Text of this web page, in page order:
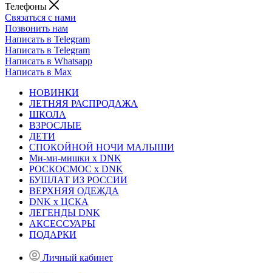
Телефоны
Связаться с нами
Позвонить нам
Написать в Telegram
Написать в Telegram
Написать в Whatsapp
Написать в Max
НОВИНКИ
ЛЕТНЯЯ РАСПРОДАЖА
ШКОЛА
ВЗРОСЛЫЕ
ДЕТИ
СПОКОЙНОЙ НОЧИ МАЛЫШИ
Ми-ми-мишки x DNK
РОСКОСМОС x DNK
БУШЛАТ ИЗ РОССИИ
ВЕРХНЯЯ ОДЕЖДА
DNK x ЦСКА
ЛЕГЕНДЫ DNK
АКСЕССУАРЫ
ПОДАРКИ
Личный кабинет